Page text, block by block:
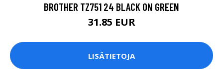
BROTHER TZ751 24 BLACK ON GREEN
31.85 EUR
LISÄTIETOJA